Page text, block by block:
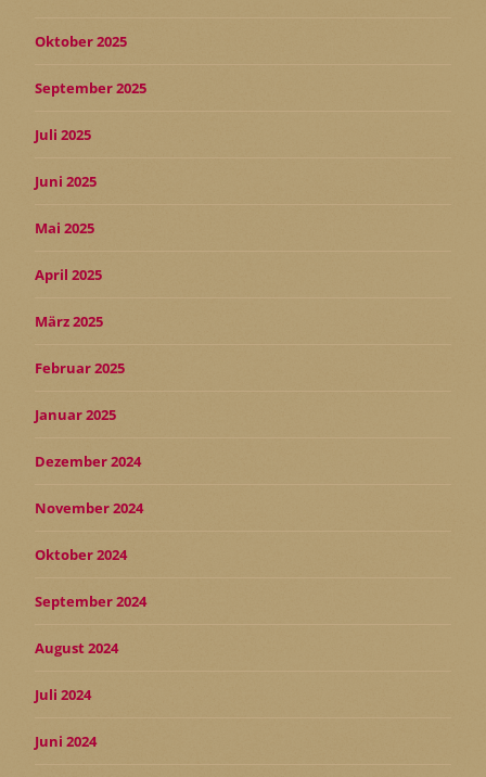
Oktober 2025
September 2025
Juli 2025
Juni 2025
Mai 2025
April 2025
März 2025
Februar 2025
Januar 2025
Dezember 2024
November 2024
Oktober 2024
September 2024
August 2024
Juli 2024
Juni 2024